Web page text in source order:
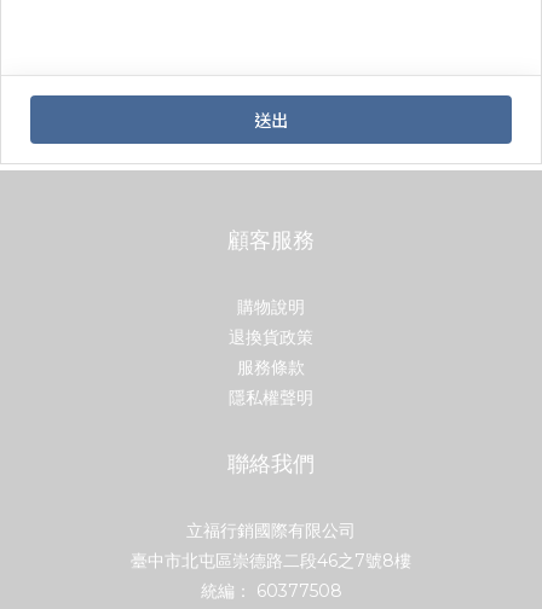
顧客服務
購物說明
退換貨政策
服務條款
隱私權聲明
聯絡我們
立福行銷國際有限公司
臺中市北屯區崇德路二段46之7號8樓
統編： 60377508